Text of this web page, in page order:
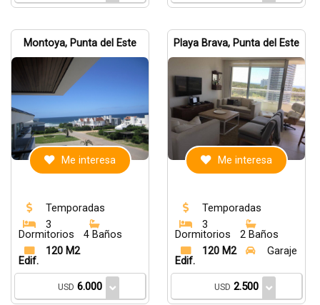
Montoya, Punta del Este
Me interesa
Temporadas
3
Dormitorios
4 Baños
120 M2
Edif.
USD 6.000
Playa Brava, Punta del Este
Me interesa
Temporadas
3
Dormitorios
2 Baños
120 M2
Edif.
Garaje
USD 2.500